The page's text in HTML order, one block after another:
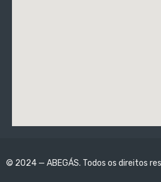
© 2024 — ABEGÁS. Todos os direitos